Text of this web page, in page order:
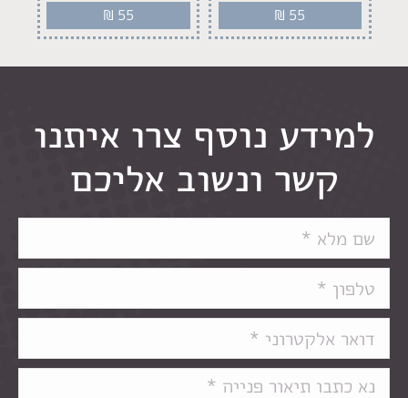
₪ 55
₪ 55
למידע נוסף צרו איתנו
קשר ונשוב אליכם